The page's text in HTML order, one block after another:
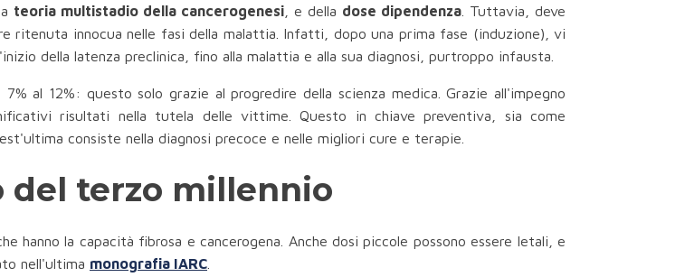
teoria multistadio della cancerogenesi , e della dose dipendenza . Tuttavia, deve
ritenuta innocua nelle fasi della malattia. Infatti, dopo una prima fase (induzione), vi
della latenza preclinica, fino alla malattia e alla sua diagnosi, purtroppo infausta.
al 12%: questo solo grazie al progredire della scienza medica. Grazie all'impegno
risultati nella tutela delle vittime. Questo in chiave preventiva, sia come
consiste nella diagnosi precoce e nelle migliori cure e terapie.
del terzo millennio
la capacità fibrosa e cancerogena. Anche dosi piccole possono essere letali, e
nell'ultima monografia IARC